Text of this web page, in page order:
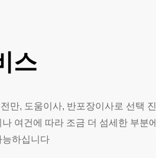
스
만, 도움이사, 반포장이사로 선택 진
여건에 따라 조금 더 섬세한 부분에
능하십니다